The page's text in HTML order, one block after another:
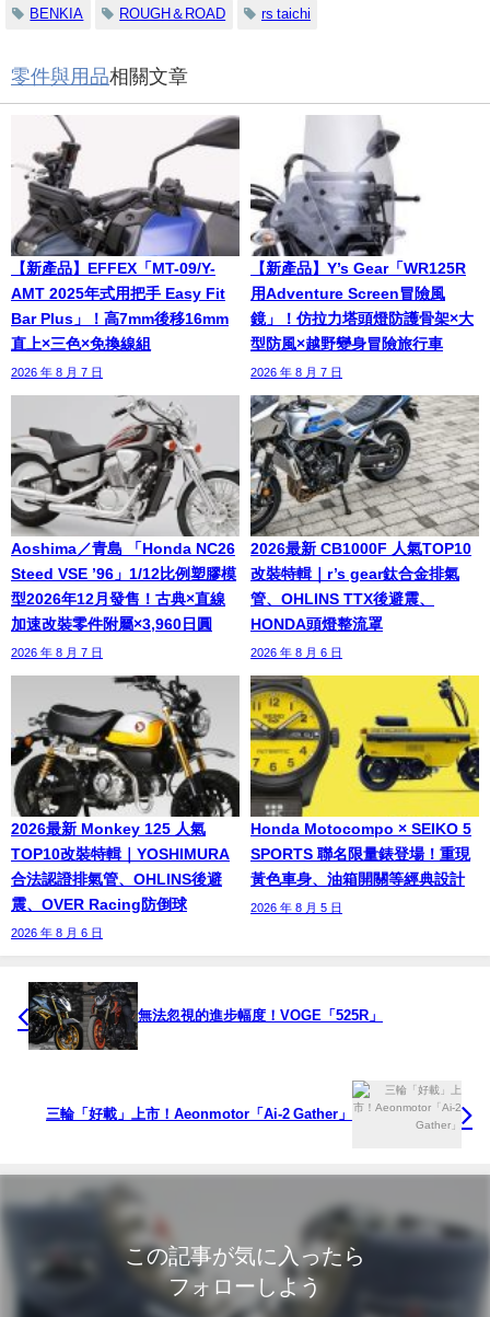
BENKIA ROUGH＆ROAD rs taichi
零件與用品相關文章
【新產品】EFFEX「MT-09/Y-
AMT 2025年式用把手 Easy Fit
Bar Plus」！高7mm後移16mm
直上×三色×免換線組
2026 年 8 月 7 日
【新產品】Y’s Gear「WR125R
用Adventure Screen冒險風
鏡」！仿拉力塔頭燈防護骨架×大
型防風×越野變身冒險旅行車
2026 年 8 月 7 日
Aoshima／青島 「Honda NC26
Steed VSE ’96」1/12比例塑膠模
型2026年12月發售！古典×直線
加速改裝零件附屬×3,960日圓
2026 年 8 月 7 日
2026最新 CB1000F 人氣TOP10
改裝特輯｜r’s gear鈦合金排氣
管、OHLINS TTX後避震、
HONDA頭燈整流罩
2026 年 8 月 6 日
2026最新 Monkey 125 人氣
TOP10改裝特輯｜YOSHIMURA
合法認證排氣管、OHLINS後避
震、OVER Racing防倒球
2026 年 8 月 6 日
Honda Motocompo × SEIKO 5
SPORTS 聯名限量錶登場！重現
黃色車身、油箱開關等經典設計
2026 年 8 月 5 日
無法忽視的進步幅度！VOGE「525R」
三輪「好載」上市！Aeonmotor「Ai-2 Gather」
この記事が気に入ったら
フォローしよう